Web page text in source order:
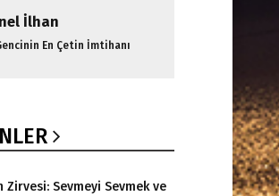
İlhan
En Çetin İmtihanı
Zirvesi: Sevmeyi Sevmek ve